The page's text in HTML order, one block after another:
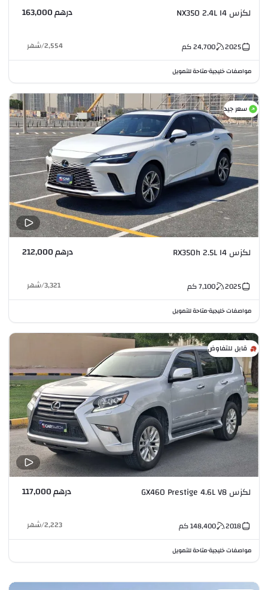
لكزس NX350 2.4L I4 درهم 163,000
2025
24,700كم 2,554
/شهر
مواصفات خليجية•متاحة للتمويل
سعر جيد
لكزس RX350h 2.5L I4 درهم 212,000
2025
7,100كم 3,321
/شهر
مواصفات خليجية•متاحة للتمويل
قابل للتفاوض
لكزس GX460 Prestige 4.6L V8 درهم 117,000
2018
148,400كم 2,223
/شهر
مواصفات خليجية•متاحة للتمويل